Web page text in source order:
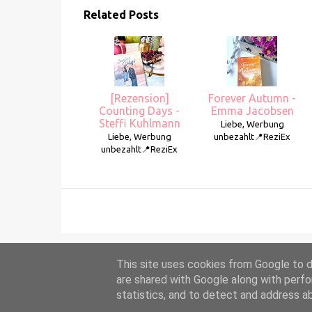
Related Posts
[Rezension]
Counting Days -
Steffi Kuhlmann
Liebe, Werbung
unbezahlt📍ReziEx
Forever Autumn -
Emma Jacobsen
Liebe, Werbung
unbezahlt📍ReziEx
This site uses cookies from Google to
are shared with Google along with
statistics, and to detect and address